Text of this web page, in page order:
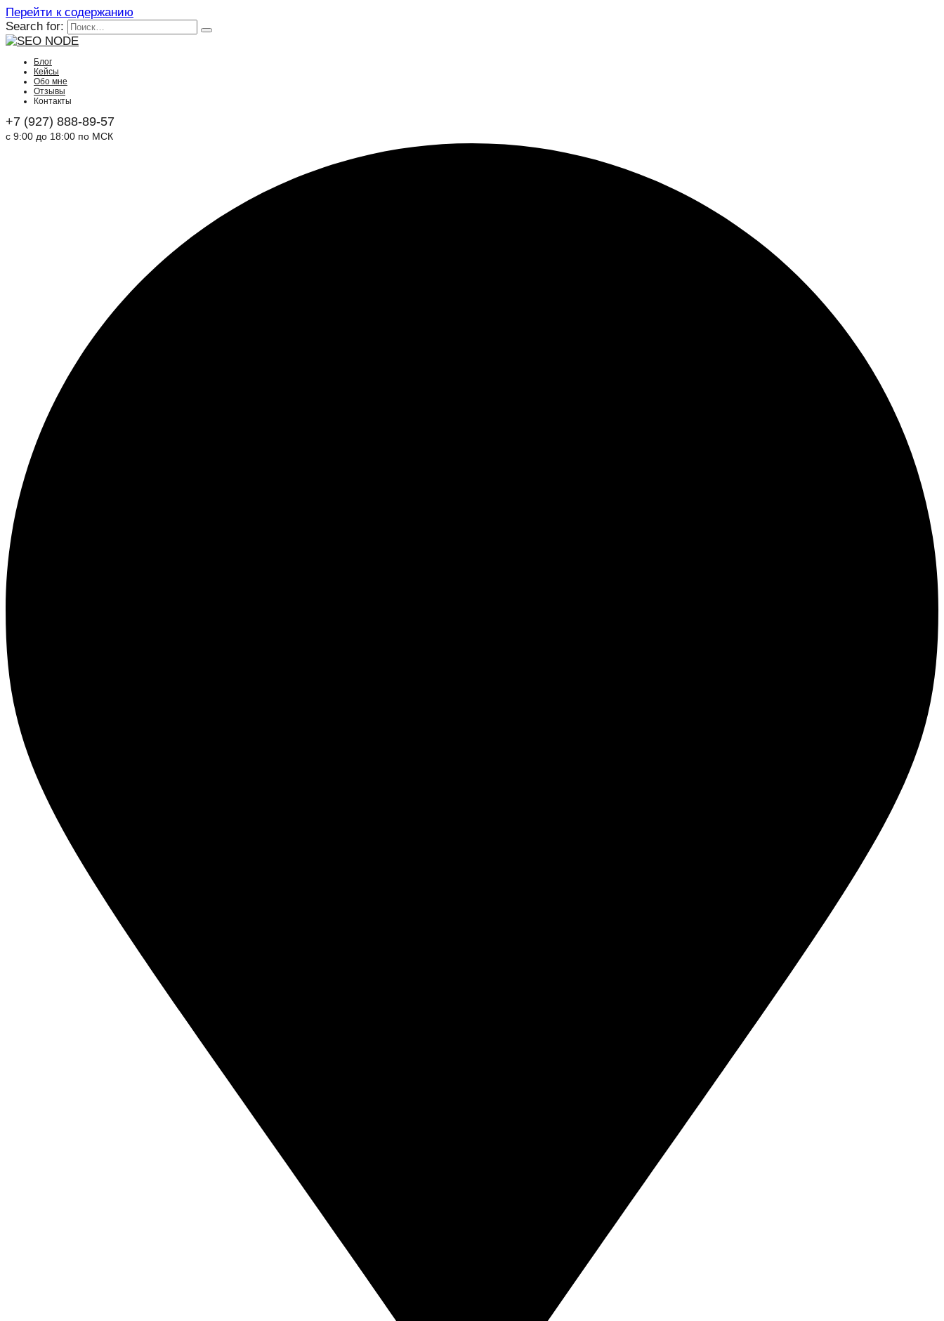
Перейти к содержанию
Search for:
Блог
Кейсы
Обо мне
Отзывы
Контакты
+7 (927) 888-89-57
с 9:00 до 18:00 по МСК